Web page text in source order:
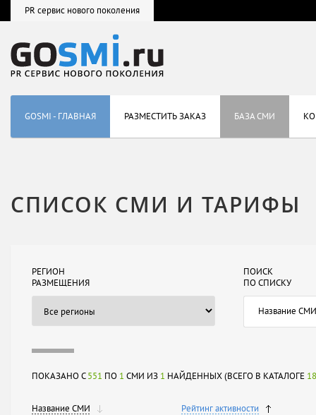
PR сервис нового поколения
GOSMI - ГЛАВНАЯ РАЗМЕСТИТЬ ЗАКАЗ БАЗА СМИ
СПИСОК СМИ И ТАРИФЫ
РЕГИОН
РАЗМЕЩЕНИЯ
ПОИСК
ПО СПИСКУ
ПОКАЗАНО С551 ПО 1 СМИ ИЗ 1 НАЙДЕННЫХ (ВСЕГО В КАТАЛОГЕ
Название СМИ Рейтинг активности